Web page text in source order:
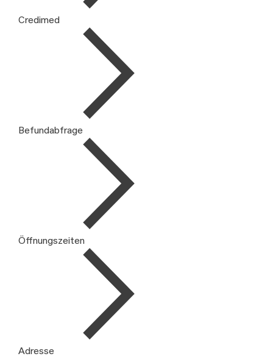
Credimed
Befundabfrage
Öffnungszeiten
Adresse